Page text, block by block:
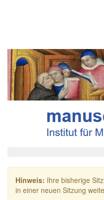
Hinweis: Ihre bisherige
in einer neuen Sitzung